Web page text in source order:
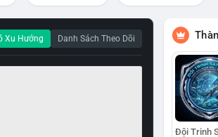
Xu Hướng Danh Sách Theo Dõi